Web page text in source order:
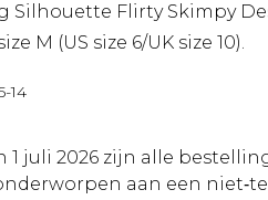
Silhouette Flirty Skimpy
M (US size 6/UK size 10).
14
1 juli 2026 zijn alle
aan een